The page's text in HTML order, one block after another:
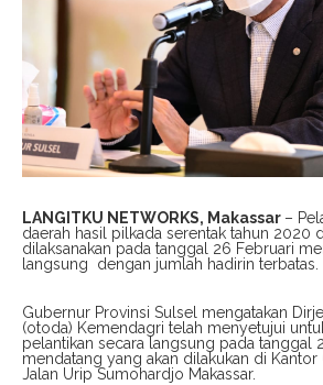
LANGITKU NETWORKS, Makassar –
daerah hasil pilkada serentak tahun 2020
dilaksanakan pada tanggal 26 Februari
langsung dengan jumlah hadirin terbatas.
Gubernur Provinsi Sulsel mengatakan
(otoda) Kemendagri telah menyetujui
pelantikan secara langsung pada tanggal
mendatang yang akan dilakukan di
Jalan Urip Sumohardjo Makassar.